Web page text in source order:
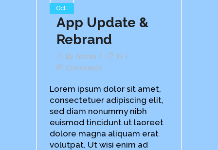
Oct
App Update &
Rebrand
By Admin
In
Comments
Lorem ipsum dolor sit amet,
consectetuer adipiscing elit,
sed diam nonummy nibh
euismod tincidunt ut laoreet
dolore magna aliquam erat
volutpat. Ut wisi enim ad